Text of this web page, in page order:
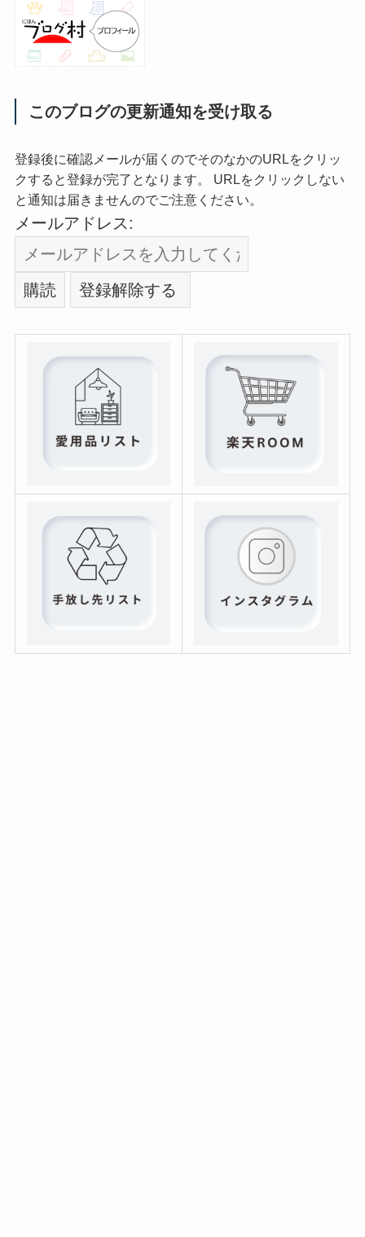
このブログの更新通知を受け取る
登録後に確認メールが届くのでそのなかのURLをクリッ
クすると登録が完了となります。 URLをクリックしない
と通知は届きませんのでご注意ください。
メールアドレス: